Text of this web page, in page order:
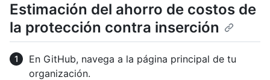
Estimación del ahorro de costos de
la protección contra inserción
En GitHub, navega a la página principal de tu
organización.